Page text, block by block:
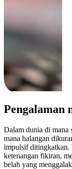
Pengalaman
Dalam dunia di mana
mana halangan
impulsif ditingkatkan.
ketenangan fikiran,
belah yang